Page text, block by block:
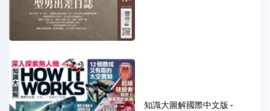
知識大圖解國際中文版 -